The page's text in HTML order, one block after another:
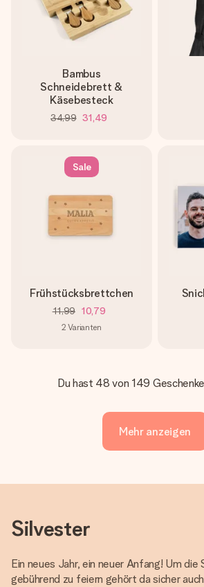
Bambus
Schneidebrett &
Käsebesteck
34,99 31,49
Sale
Frühstücksbrettchen
11,99 10,79
2 Varianten
Du hast 48 von 149
Mehr anzeigen
Silvester
Ein neues Jahr, ein neuer Anfang! Um
gebührend zu feiern gehört da sicher